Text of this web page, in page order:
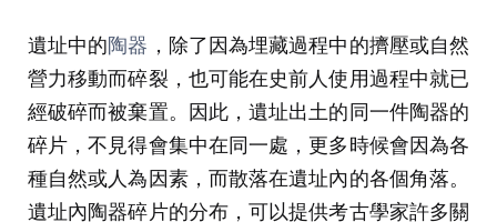
遺址中的陶器 ，除了因為埋藏過程中的擠壓或自然
營力移動而碎裂，也可能在史前人使用過程中就已
經破碎而被棄置。因此，遺址出土的同一件陶器的
碎片，不見得會集中在同一處，更多時候會因為各
種自然或人為因素，而散落在遺址內的各個角落。
遺址內陶器碎片的分布，可以提供考古學家許多關